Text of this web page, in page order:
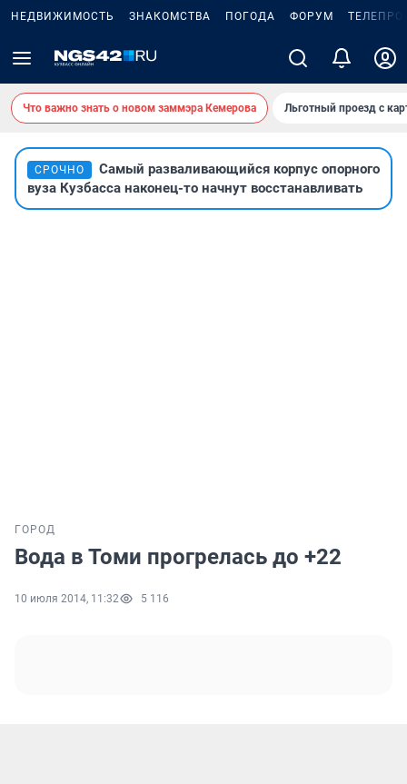
НЕДВИЖИМОСТЬ ЗНАКОМСТВА ПОГОДА ФОРУМ
Что важно знать о новом заммэра Кемерова Льготный проезд с
СРОЧНО
Самый разваливающийся корпус опорного
вуза Кузбасса наконец-то начнут восстанавливать
ГОРОД
Вода в Томи прогрелась до +22
10 июля 2014, 11:32 5 116